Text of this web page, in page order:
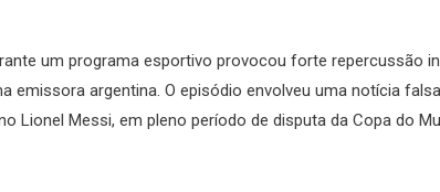
um programa esportivo provocou forte repercussão
emissora argentina. O episódio envolveu uma notícia
Lionel Messi, em pleno período de disputa da Copa do